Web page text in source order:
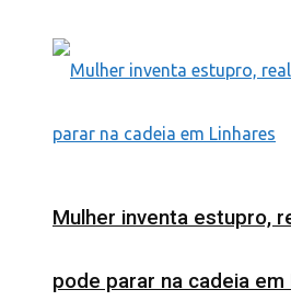
Mulher inventa estupro,
pode parar na cadeia em